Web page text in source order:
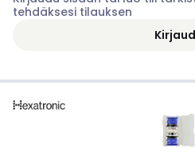
tehdäksesi tilauksen